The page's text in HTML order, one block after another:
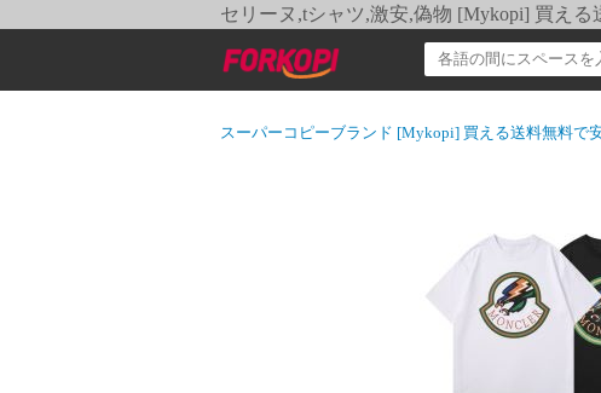
セリーヌ,tシャツ,激安,偽物 [Mykopi] 買える
スーパーコピーブランド [Mykopi] 買える送料無料で